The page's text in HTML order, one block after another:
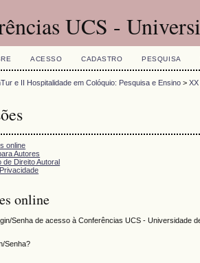
UCS -
ACESSO CADASTRO PESQUISA
e II Hospitalidade em Colóquio: Pesquisa e Ensino >
online
Autores
de Direito Autoral
online
Senha de acesso à Conferências UCS - Universidade
Senha?